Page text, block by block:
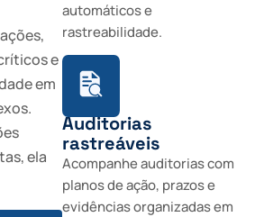
e
em
ela
automáticos e
rastreabilidade.
Auditorias
rastreáveis
Acompanhe auditorias com
planos de ação, prazos e
evidências organizadas em